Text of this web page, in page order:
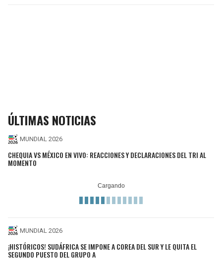
ÚLTIMAS NOTICIAS
MUNDIAL 2026
CHEQUIA VS MÉXICO EN VIVO: REACCIONES Y DECLARACIONES DEL TRI AL
MOMENTO
MUNDIAL 2026
¡HISTÓRICOS! SUDÁFRICA SE IMPONE A COREA DEL SUR Y LE QUITA EL
SEGUNDO PUESTO DEL GRUPO A